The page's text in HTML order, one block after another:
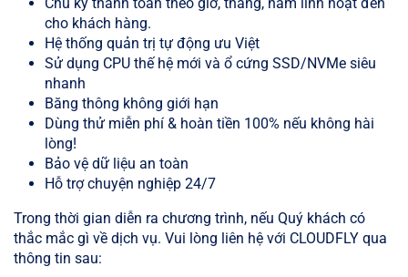
cho khách hàng.
Hệ thống quản trị tự động ưu Việt
Sử dụng CPU thế hệ mới và ổ cứng SSD/NVMe siêu
nhanh
Băng thông không giới hạn
Dùng thử miễn phí & hoàn tiền 100% nếu không hài
lòng!
Bảo vệ dữ liệu an toàn
Hỗ trợ chuyện nghiệp 24/7
Trong thời gian diễn ra chương trình, nếu Quý khách có
thắc mắc gì về dịch vụ. Vui lòng liên hệ với CLOUDFLY qua
thông tin sau: